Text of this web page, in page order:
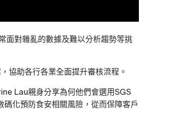
面對雜亂的數據及難以分析趨勢等挑
協助各行各業全面提升審核流程 。
Lau親身分享為何他們會選用SGS
化預防食安相關風險，從而保障客戶